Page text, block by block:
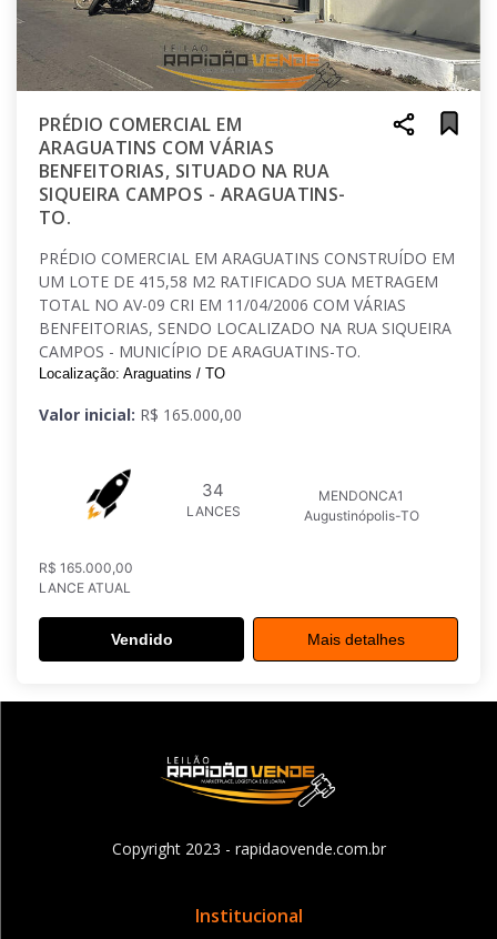
PRÉDIO COMERCIAL EM
ARAGUATINS COM VÁRIAS
BENFEITORIAS, SITUADO NA RUA
SIQUEIRA CAMPOS - ARAGUATINS-
TO.
PRÉDIO COMERCIAL EM ARAGUATINS CONSTRUÍDO EM
UM LOTE DE 415,58 M2 RATIFICADO SUA METRAGEM
TOTAL NO AV-09 CRI EM 11/04/2006 COM VÁRIAS
BENFEITORIAS, SENDO LOCALIZADO NA RUA SIQUEIRA
CAMPOS - MUNICÍPIO DE ARAGUATINS-TO.
Localização: Araguatins / TO
Valor inicial: R$ 165.000,00
34
LANCES
MENDONCA1
Augustinópolis-TO
R$ 165.000,00
LANCE ATUAL
Vendido Mais detalhes
Copyright 2023 - rapidaovende.com.br
Institucional